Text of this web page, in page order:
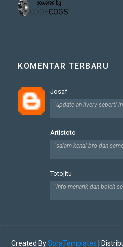
KOMENTAR TERBARU
Josaf
"update-an livery seperti
Artistoto
"salam kenal bro dan
Totojitu
"info menarik dan boleh
Created BySoraTemplates |